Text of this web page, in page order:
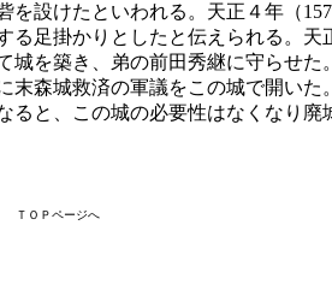
ＴＯＰページへ
を設けたといわれる。天正４年（
る足掛かりとしたと伝えられる。
城を築き、弟の前田秀継に守らせた
末森城救済の軍議をこの城で開い
ると、この城の必要性はなくなり廃